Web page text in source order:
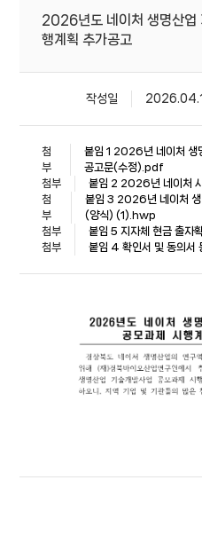
2026년도 네이처 생명산업
행계획 추가공고
작성일
첨
부
붙임 1 2026년 네이처 생
공고문(수정).pdf
첨부
붙임 2 2026년 네이처
첨
부
붙임 3 2026년 네이처 생
(양식) (1).hwp
첨부
붙임 5 지자체 현금 출자
첨부
붙임 4 확인서 및 동의서